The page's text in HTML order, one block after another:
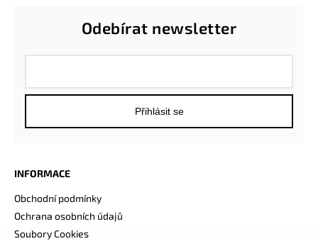
INFORMACE
Obchodní podmínky
Ochrana osobních údajů
Soubory Cookies
Odebírat newsletter
Přihlásit se